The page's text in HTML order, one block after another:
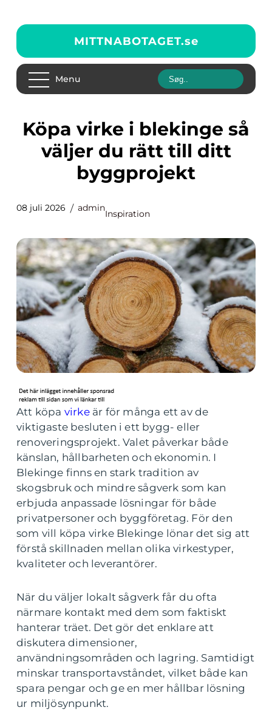
MITTNABOTAGET.se
Menu
Köpa virke i blekinge så
väljer du rätt till ditt
byggprojekt
08 juli 2026 admin
Inspiration
Att köpa virkeär för många ett av de
viktigaste besluten i ett bygg- eller
renoveringsprojekt. Valet påverkar både
känslan, hållbarheten och ekonomin. I
Blekinge finns en stark tradition av
skogsbruk och mindre sågverk som kan
erbjuda anpassade lösningar för både
privatpersoner och byggföretag. För den
som vill köpa virke Blekinge lönar det sig att
förstå skillnaden mellan olika virkestyper,
kvaliteter och leverantörer.
När du väljer lokalt sågverk får du ofta
närmare kontakt med dem som faktiskt
hanterar träet. Det gör det enklare att
diskutera dimensioner,
användningsområden och lagring. Samtidigt
minskar transportavståndet, vilket både kan
spara pengar och ge en mer hållbar lösning
ur miljösynpunkt.